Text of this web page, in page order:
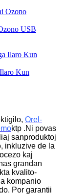
USB
Kun
Orel-
ktp .Ni povas
sanproduktoj
inkluzive de la
kaj
grandan
kvalito-
kompanio
Por garantii